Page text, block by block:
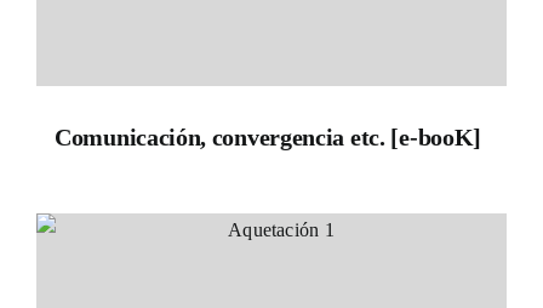
Comunicación, convergencia etc. [e-booK]